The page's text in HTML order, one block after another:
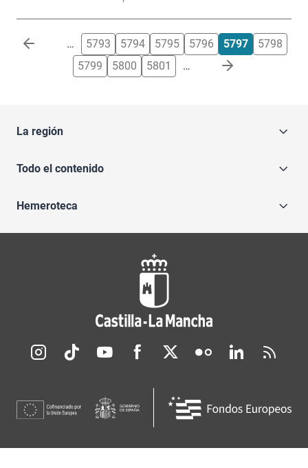
Paginación … 5793 5794 5795 5796 5797
5798
5799
5800 5801 …
La región
Todo el contenido
Hemeroteca
Redes sociales JCCM